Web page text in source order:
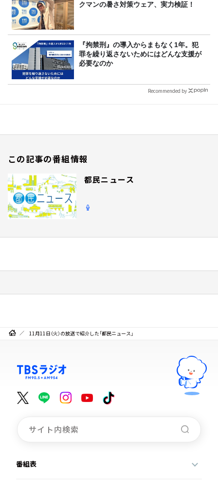
クマンの暑さ対策ウェア、実力検証！
『拘禁刑』の導入からまもなく1年。犯
罪を繰り返さないためにはどんな支援が
必要なのか
Recommended by
この記事の番組情報
都民ニュース
11月11日（火）の放送で紹介した「都民ニュース」
番組表